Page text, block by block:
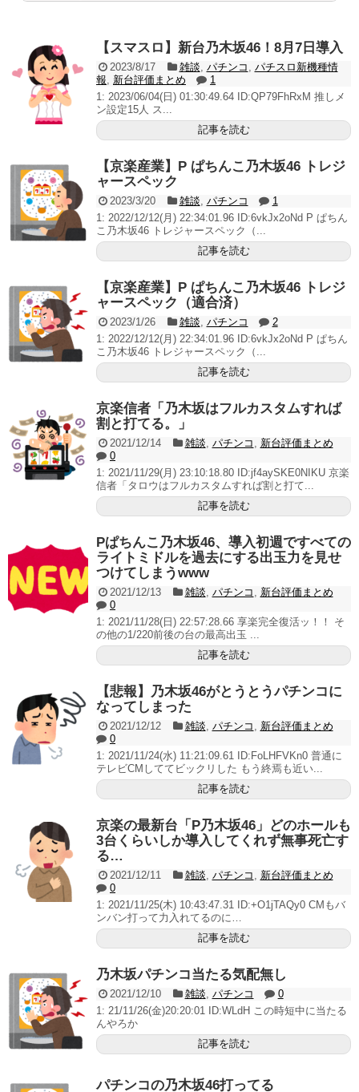
Powered by livedoor 相互RSS
【スマスロ】新台乃木坂46！8月7日導入
2023/8/17 雑談 パチンコ
パチスロ新機種情
報
新台評価まとめ
1
1: 2023/06/04(日) 01:30:49.64 ID:QP79FhRxM 推しメ
ン設定15人 ス...
記事を読む
【京楽産業】P ぱちんこ乃木坂46 トレジ
ャースペック
2023/3/20 雑談 パチンコ
1
1: 2022/12/12(月) 22:34:01.96 ID:6vkJx2oNd P ぱちん
こ乃木坂46 トレジャースペック（...
記事を読む
【京楽産業】P ぱちんこ乃木坂46 トレジ
ャースペック（適合済）
2023/1/26 雑談 パチンコ
2
1: 2022/12/12(月) 22:34:01.96 ID:6vkJx2oNd P ぱちん
こ乃木坂46 トレジャースペック（...
記事を読む
京楽信者「乃木坂はフルカスタムすれば
割と打てる。」
2021/12/14 雑談 パチンコ
新台評価まとめ
0
1: 2021/11/29(月) 23:10:18.80 ID:jf4aySKE0NIKU 京楽
信者「タロウはフルカスタムすれば割と打て...
記事を読む
Pぱちんこ乃木坂46、導入初週ですべての
ライトミドルを過去にする出玉力を見せ
つけてしまうwww
2021/12/13 雑談 パチンコ
新台評価まとめ
0
1: 2021/11/28(日) 22:57:28.66 享楽完全復活ッ！！ そ
の他の1/220前後の台の最高出玉 ...
記事を読む
【悲報】乃木坂46がとうとうパチンコに
なってしまった
2021/12/12 雑談 パチンコ
新台評価まとめ
0
1: 2021/11/24(水) 11:21:09.61 ID:FoLHFVKn0 普通に
テレビCMしててビックリした もう終焉も近い...
記事を読む
京楽の最新台「P乃木坂46」どのホールも
3台くらいしか導入してくれず無事死亡す
る…
2021/12/11 雑談 パチンコ
新台評価まとめ
0
1: 2021/11/25(木) 10:43:47.31 ID:+O1jTAQy0 CMもバ
ンバン打って力入れてるのに…
記事を読む
乃木坂パチンコ当たる気配無し
2021/12/10 雑談 パチンコ
0
1: 21/11/26(金)20:20:01 ID:WLdH この時短中に当たる
んやろか
記事を読む
パチンコの乃木坂46打ってる